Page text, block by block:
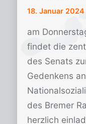
18. Januar 2024
am
findet die
des Senats
Gedenkens
des Bremer
herzlich